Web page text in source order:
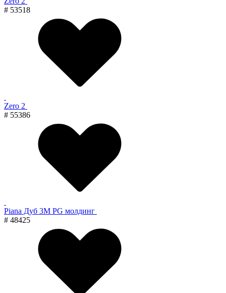
# 53518
Zero 2
# 55386
Piana Дуб 3M PG молдинг
# 48425